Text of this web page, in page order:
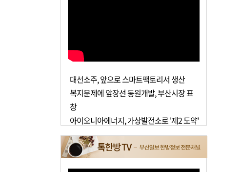
대선소주, 앞으로 스마트팩토리서 생산
복지문제에 앞장선 동원개발, 부산시장 표
창
아이오니아에너지, 가상발전소로 '제2 도약'